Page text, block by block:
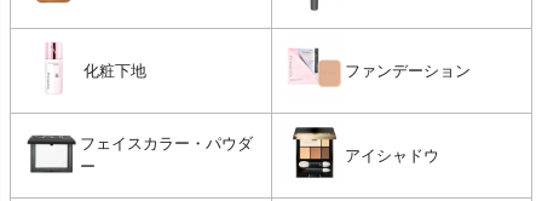
化粧下地 ファンデーション
フェイスカラー・パウダ
ー
アイシャドウ